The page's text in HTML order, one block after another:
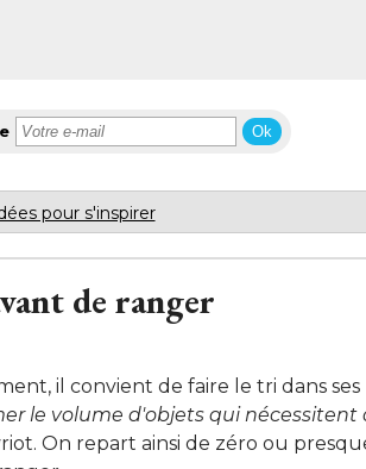
Ok
pour s'inspirer
de ranger
il convient de faire le tri dans ses
le volume d'objets qui nécessitent
On repart ainsi de zéro ou